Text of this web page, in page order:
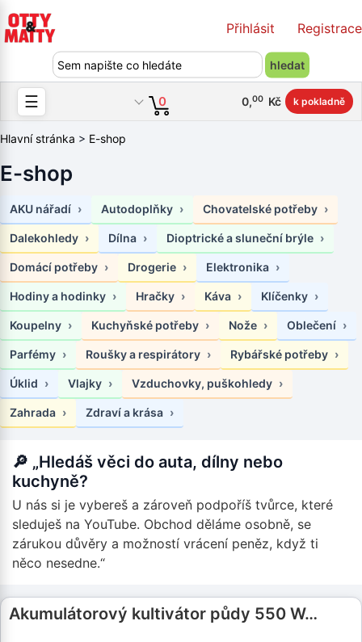
Přihlásit Registrace
☰ 0 0,00 Kč k pokladně
Hlavní stránka > E-shop
E-shop
AKU nářadí Autodoplňky Chovatelské potřeby
Dalekohledy Dílna Dioptrické a sluneční brýle
Domácí potřeby Drogerie Elektronika
Hodiny a hodinky Hračky Káva Klíčenky
Koupelny Kuchyňské potřeby Nože Oblečení
Parfémy Roušky a respirátory Rybářské potřeby
Úklid Vlajky Vzduchovky, puškohledy
Zahrada Zdraví a krása
🔎 „Hledáš věci do auta, dílny nebo
kuchyně?
U nás si je vybereš a zároveň podpoříš tvůrce, které
sleduješ na YouTube. Obchod děláme osobně, se
zárukou důvěry a možností vrácení peněz, když ti
něco nesedne.“
Akumulátorový kultivátor půdy 550 W…